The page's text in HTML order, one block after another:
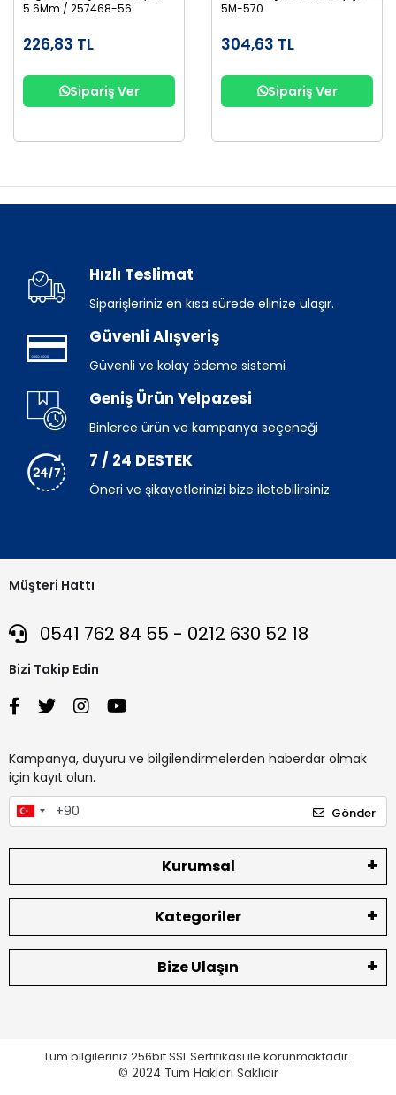
5.6Mm / 257468-56
226,83 TL
Sipariş Ver
5M-570
304,63 TL
Sipariş Ver
Hızlı Teslimat
Siparişleriniz en kısa sürede elinize ulaşır.
Güvenli Alışveriş
Güvenli ve kolay ödeme sistemi
Geniş Ürün Yelpazesi
Binlerce ürün ve kampanya seçeneği
7 / 24 DESTEK
Öneri ve şikayetlerinizi bize iletebilirsiniz.
Müşteri Hattı
0541 762 84 55 - 0212 630 52 18
Bizi Takip Edin
Kampanya, duyuru ve bilgilendirmelerden haberdar olmak
için kayıt olun.
Gönder
Kurumsal
Kategoriler
Bize Ulaşın
Tüm bilgileriniz 256bit SSL Sertifikası ile korunmaktadır.
© 2024 Tüm Hakları Saklıdır